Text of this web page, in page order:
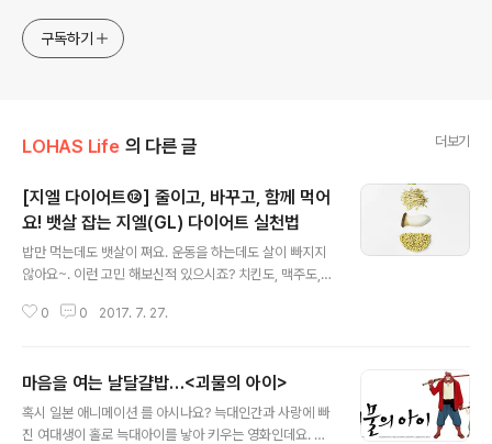
구독하기
LOHAS Life 의 다른 글 더보기
[지엘 다이어트⑫] 줄이고, 바꾸고, 함께 먹어
요! 뱃살 잡는 지엘(GL) 다이어트 실천법
밥만 먹는데도 뱃살이 쪄요. 운동을 하는데도 살이 빠지지
않아요~. 이런 고민 해보신적 있으시죠? 치킨도, 맥주도,
안빠지는 걸까요? 우리 풀사이 가족 여러분이라면 이제 아
을 말이죠~! 어떻게 해야 탄수화물을 똑똑하게 먹는 것일
까요? 설마;;; 탄수화물이 가득 들어있는 밥, 빵, 면을 끊으
라는 말씀은 아니겠죠?! ㄷㄷ 아니죠~! 무조건 참는 것만이
0 0 2017. 7. 27.
마음을 여는 날달걀밥…<괴물의 아이>
혹시 일본 애니메이션 를 아시나요? 늑대인간과 사랑에 빠
진 여대생이 홀로 늑대아이를 낳아 키우는 영화인데요. 판